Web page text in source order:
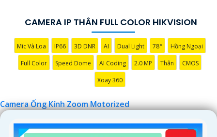
CAMERA IP THÂN FULL COLOR HIKVISION
Mic Và Loa IP66 3D DNR AI Dual Light 78° Hồng Ngoại
Full Color Speed Dome AI Coding 2.0 MP Thân CMOS
Xoay 360
Camera Ống Kính Zoom Motorized